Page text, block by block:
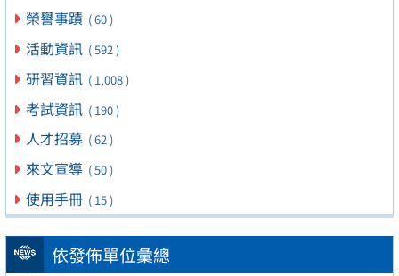
榮譽事蹟 ( 60 )
活動資訊 ( 592 )
研習資訊 ( 1,008 )
考試資訊 ( 190 )
人才招募 ( 62 )
來文宣導 ( 50 )
使用手冊 ( 15 )
依發佈單位彙總